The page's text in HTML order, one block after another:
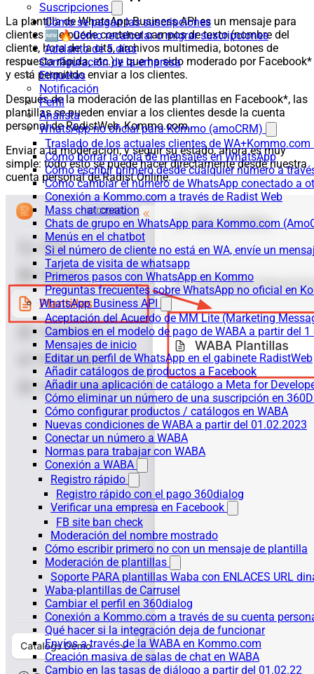
Suscripciones
Cómo se pagan las suscripciones
🆕🔥Cómo recalcular o migrar suscripciones
Adelanto de 5 días
Configuración de la empresa
Etiquetas
Notificación
Perfil
Analista
WhatsApp no oficial para Kommo (amoCRM)
Traslado de los actuales clientes de
Cómo borrar la cola de mensajes en WhatsApp
Cómo escribir primero desde cualquier número a
Cómo cambiar el número de WhatsApp conectado a
Conexión a Kommo.com a través de Radist Web
Mass chat creation
Chats de grupo en WhatsApp para Kommo.com
Menús en el chatbot
Si el número de cliente no está en WA, envíe un
Tarjeta de visita de whatsapp
Primeros pasos con WhatsApp en Kommo
Preguntas frecuentes sobre WhatsApp no oficial en
WhatsApp Business API
Aceptación del Acuerdo de MM Lite (Marketing
Cambios en el modelo de pago de WABA a partir del
Mensajes de inicio
Editar un perfil de WhatsApp en el gabinete RadistWeb
Añadir catálogos de productos a Facebook
Añadir una aplicación de catálogo a Meta for
Cómo eliminar un número de una suscripción en
Cómo configurar productos / catálogos en WABA
Nuevas condiciones de WABA a partir del 01.02.2023
Conectar un número a WABA
Normas para trabajar con WABA
Conexión a WABA
Registro rápido
Registro rápido con el pago 360dialog
Verificar una empresa en Facebook
FB site ban check
Moderación del nombre mostrado
Cómo escribir primero no con un mensaje de plantilla
Moderación de plantillas
Soporte PARA plantillas Waba con ENLACES URL
Waba-plantillas de Carrusel
Cambiar el perfil en 360dialog
Conexión a Kommo.com a través de su cuenta
Qué hacer si la integración deja de funcionar
Envíos a través de la WABA en Kommo.com
Creación masiva de salas de chat en WABA
Cambio en las tasas de diálogo a partir del 01.02.22
La plantilla de WhatsApp Business API es un mensaje para
clientes que puede contener campos de texto (nombre del
cliente, hora de la cita, archivos multimedia, botones de
respuesta rápida, etc.) y que ha sido moderado por Facebook*
y está permitido enviar a los clientes.
Después de la moderación de las plantillas en Facebook*, las
plantillas se pueden enviar a los clientes desde la cuenta
personal de RadistWeb, Kommo.com.
Enviar a la moderación, y seguir su estado, ahora es muy
simple: todo esto se puede hacer directamente desde nuestra
cuenta personal de Radist.Online.